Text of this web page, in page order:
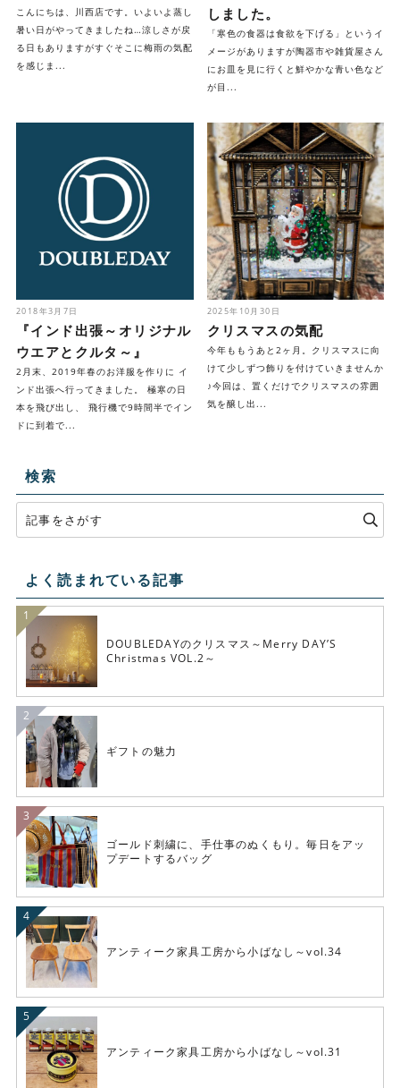
こんにちは、川西店です。いよいよ蒸し
暑い日がやってきましたね…涼しさが戻
る日もありますがすぐそこに梅雨の気配
を感じま...
しました。
「寒色の食器は食欲を下げる」というイ
メージがありますが陶器市や雑貨屋さん
にお皿を見に行くと鮮やかな青い色など
が目...
2018年3月7日
『インド出張～オリジナル
ウエアとクルタ～』
2月末、2019年春のお洋服を作りに イ
ンド出張へ行ってきました。 極寒の日
本を飛び出し、 飛行機で9時間半でイン
ドに到着で...
2025年10月30日
クリスマスの気配
今年ももうあと2ヶ月。クリスマスに向
けて少しずつ飾りを付けていきませんか
♪今回は、置くだけでクリスマスの雰囲
気を醸し出...
検索
よく読まれている記事
DOUBLEDAYのクリスマス～Merry DAY’S
Christmas VOL.2～
ギフトの魅力
ゴールド刺繍に、手仕事のぬくもり。毎日をアッ
プデートするバッグ
アンティーク家具工房から小ばなし～vol.34
アンティーク家具工房から小ばなし～vol.31